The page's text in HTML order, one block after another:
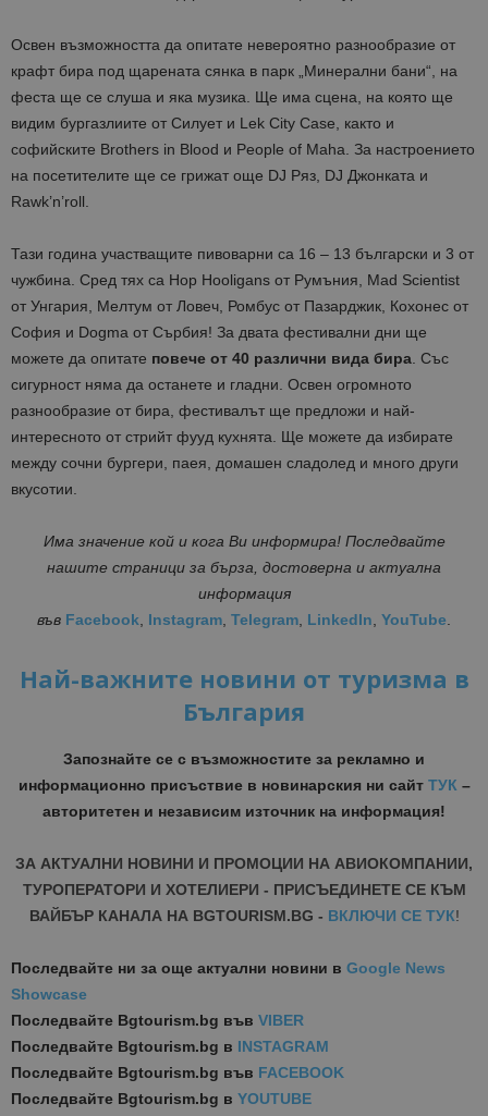
Освен възможността да опитате невероятно разнообразие от
крафт бира под щарената сянка в парк „Минерални бани“, на
феста ще се слуша и яка музика. Ще има сцена, на която ще
видим бургазлиите от Силует и Lek City Case, както и
софийските Brothers in Blood и People of Maha. За настроението
на посетителите ще се грижат още DJ Ряз, DJ Джонката и
Rawk’n’roll.
Тази година участващите пивоварни са 16 – 13 български и 3 от
чужбина. Сред тях са Hop Hooligans от Румъния, Mad Scientist
от Унгария, Мелтум от Ловеч, Ромбус от Пазарджик, Кохонес от
София и Dogma от Сърбия! За двата фестивални дни ще
можете да опитате повече от 40 различни вида бира. Със
сигурност няма да останете и гладни. Освен огромното
разнообразие от бира, фестивалът ще предложи и най-
интересното от стрийт фууд кухнята. Ще можете да избирате
между сочни бургери, паея, домашен сладолед и много други
вкусотии.
Има значение кой и кога Ви информира! Последвайте
нашите страници за бърза, достоверна и актуална
информация
във Facebook, Instagram, Telegram, LinkedIn, YouTube.
Най-важните новини от туризма в
България
Запознайте се с възможностите за рекламно и
информационно присъствие в новинарския ни сайт ТУК–
авторитетен и независим източник на информация!
ЗА АКТУАЛНИ НОВИНИ И ПРОМОЦИИ НА АВИОКОМПАНИИ,
ТУРОПЕРАТОРИ И ХОТЕЛИЕРИ - ПРИСЪЕДИНЕТЕ СЕ КЪМ
ВАЙБЪР КАНАЛА НА BGTOURISM.BG - ВКЛЮЧИ СЕ ТУК!
Последвайте ни за още актуални новини в Google News
Showcase
Последвайте Bgtourism.bg във VIBER
Последвайте Bgtourism.bg в INSTAGRAM
Последвайте Bgtourism.bg във FACEBOOK
Последвайте Bgtourism.bg в YOUTUBE